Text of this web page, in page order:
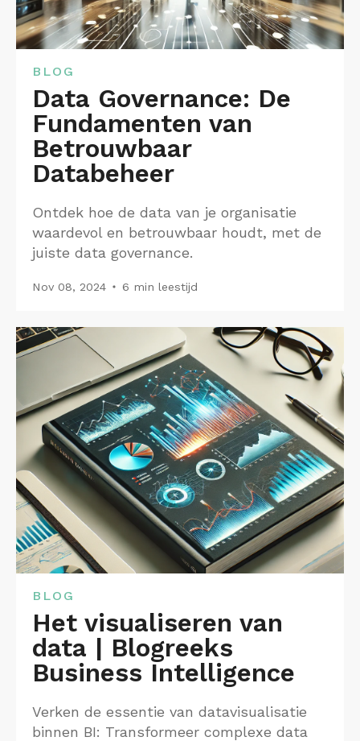
BLOG
Data Governance: De
Fundamenten van
Betrouwbaar
Databeheer
Ontdek hoe de data van je organisatie
waardevol en betrouwbaar houdt, met de
juiste data governance.
Nov 08, 2024 6 min leestijd
BLOG
Het visualiseren van
data | Blogreeks
Business Intelligence
Verken de essentie van datavisualisatie
binnen BI: Transformeer complexe data